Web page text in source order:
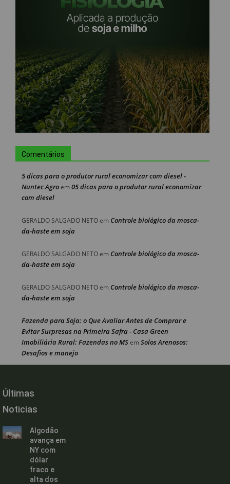
Comentários
5 dicas para o produtor rural economizar com diesel -
Nuntec Agroem 05 dicas para o produtor rural economizar
com diesel
GERALDO SALGADO NETOem Controle biológico da mosca-
da-haste em soja
GERALDO SALGADO NETOem Controle biológico da mosca-
da-haste em soja
GERALDO SALGADO NETOem Controle biológico da mosca-
da-haste em soja
Fazenda para Soja: o Que Avaliar Antes de Comprar e
Evitar Surpresas na Primeira Safra - Casa Green
Imobiliária Rural: Fazendas no MSem Solos Arenosos:
Desafios e manejo
Últimas
Noticias
Algodão
avança em
NY com
dólar
fraco e
alta dos